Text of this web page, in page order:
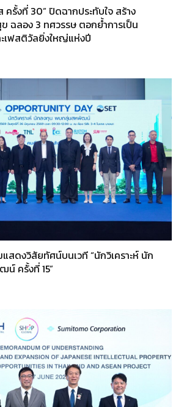
รั้งที่ 30” ปิดฉากประทับใจ สร้าง
ฉลอง 3 ทศวรรษ ตอกย้ำการเป็น
เฟสติวัลยิ่งใหญ่แห่งปี
ดงวิสัยทัศน์บนเวที “นักวิเคราะห์ นัก
ครั้งที่ 15”